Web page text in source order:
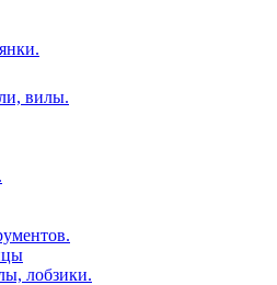
вилы.
лобзики.